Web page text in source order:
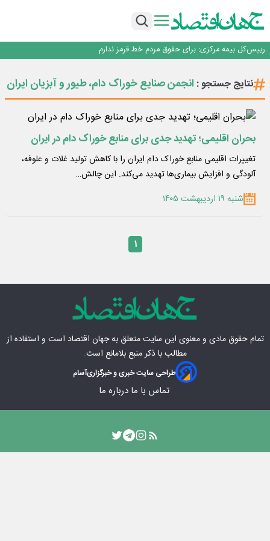
طلسم خانه‌سازی چینی‌ها در ایران شکسته می‌شود؟
عبور فکور صنعت از مرز ۵۳ همت درآمد
رییس‌کل بیمه مرکزی: برای حقوق مردم خط قرمز ندارم
نرخ سود بانکی؛ تیغ دو لبه برای تولید و بازار سرمایه
چشم‌انداز صادرات گوشت مرغ؛ از ناپایداری سیاست‌ها تا اعتماد به خصوصی‌ها
طلسم خانه‌سازی چینی‌ها در ایران شکسته می‌شود؟
عبور فکور صنعت از مرز ۵۳ همت درآمد
رییس‌کل بیمه مرکزی: برای حقوق مردم خط قرمز ندارم
نتایج جستجو : انجمن صنایع خوراک دام، طیور و آبزیان ایران
بحران اقلیمی؛ تهدید جدی برای منابع خوراک دام در ایران
تغییرات اقلیمی منابع خوراک دام ایران را با کاهش تولید غلات و علوفه،
آلودگی و افزایش بیماری‌ها تهدید می‌کند. این چالش…
شنبه ۱۹ اردیبهشت ۱۴۰۵
۱
تمام حقوق مادی‌ و معنوی این سایت متعلق بهجهان اقتصاد است و استفاده از
مطالب با ذکر منبع بلامانع است.
طراحی سایت خبری و خبرگزاریآسام
تماس با ما درباره ما